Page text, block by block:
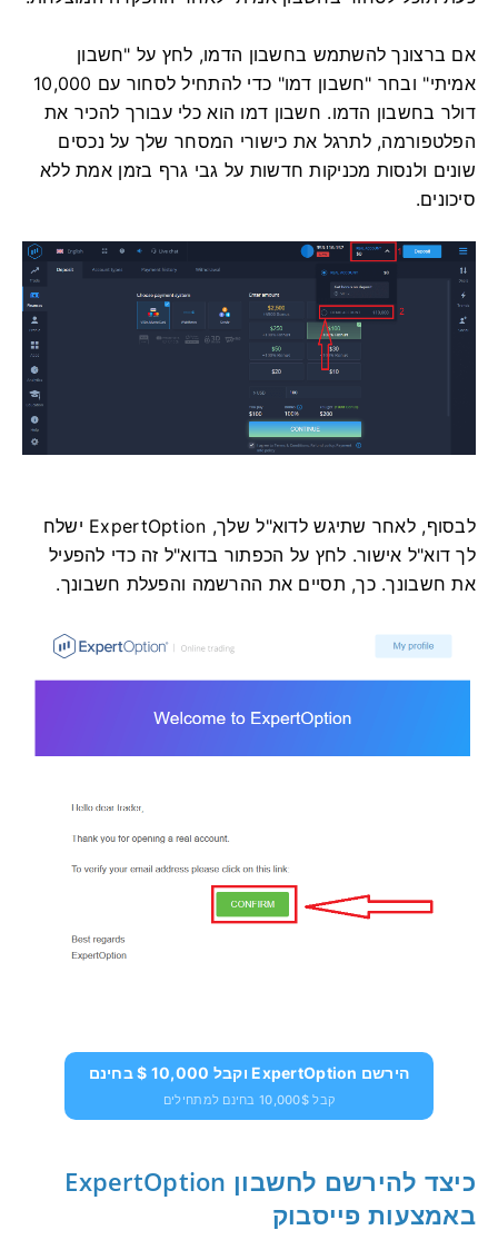
אם ברצונך להשתמש בחשבון הדמו, לחץ על "חשבון
אמיתי" ובחר "חשבון דמו" כדי להתחיל לסחור עם 10,000
דולר בחשבון הדמו. חשבון דמו הוא כלי עבורך להכיר את
הפלטפורמה, לתרגל את כישורי המסחר שלך על נכסים
שונים ולנסות מכניקות חדשות על גבי גרף בזמן אמת ללא
סיכונים.
לבסוף, לאחר שתיגש לדוא"ל שלך, ExpertOption ישלח
לך דוא"ל אישור. לחץ על הכפתור בדוא"ל זה כדי להפעיל
את חשבונך. כך, תסיים את ההרשמה והפעלת חשבונך.
הירשם ExpertOption וקבל 10,000 $ בחינם
קבל 10,000$ בחינם למתחילים
כיצד להירשם לחשבון ExpertOption
באמצעות פייסבוק